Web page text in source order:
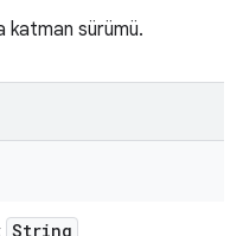
katman sürümü.
String